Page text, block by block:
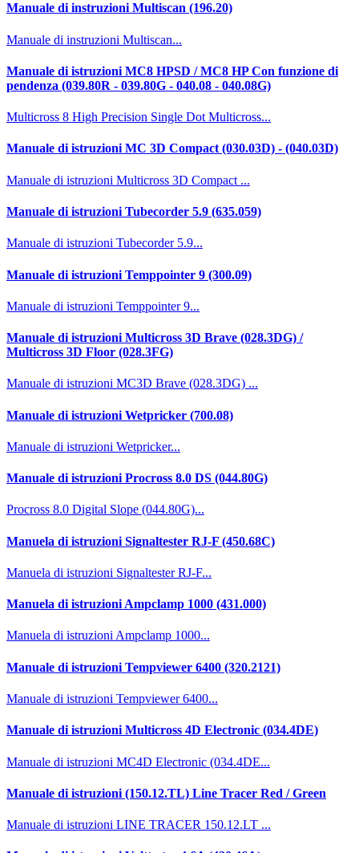
Manuale di instruzioni Multiscan (196.20)
Manuale di instruzioni Multiscan...
Manuale di istruzioni MC8 HPSD / MC8 HP Con funzione di
pendenza (039.80R - 039.80G - 040.08 - 040.08G)
Multicross 8 High Precision Single Dot Multicross...
Manuale di istruzioni MC 3D Compact (030.03D) - (040.03D)
Manuale di istruzioni Multicross 3D Compact ...
Manuale di istruzioni Tubecorder 5.9 (635.059)
Manuale di istruzioni Tubecorder 5.9...
Manuale di istruzioni Temppointer 9 (300.09)
Manuale di istruzioni Temppointer 9...
Manuale di istruzioni Multicross 3D Brave (028.3DG) /
Multicross 3D Floor (028.3FG)
Manuale di istruzioni MC3D Brave (028.3DG) ...
Manuale di istruzioni Wetpricker (700.08)
Manuale di istruzioni Wetpricker...
Manuale di istruzioni Procross 8.0 DS (044.80G)
Procross 8.0 Digital Slope (044.80G)...
Manuela di istruzioni Signaltester RJ-F (450.68C)
Manuela di istruzioni Signaltester RJ-F...
Manuela di istruzioni Ampclamp 1000 (431.000)
Manuela di istruzioni Ampclamp 1000...
Manuale di istruzioni Tempviewer 6400 (320.2121)
Manuale di istruzioni Tempviewer 6400...
Manuale di istruzioni Multicross 4D Electronic (034.4DE)
Manuale di istruzioni MC4D Electronic (034.4DE...
Manuale di istruzioni (150.12.TL) Line Tracer Red / Green
Manuale di istruzioni LINE TRACER 150.12.LT ...